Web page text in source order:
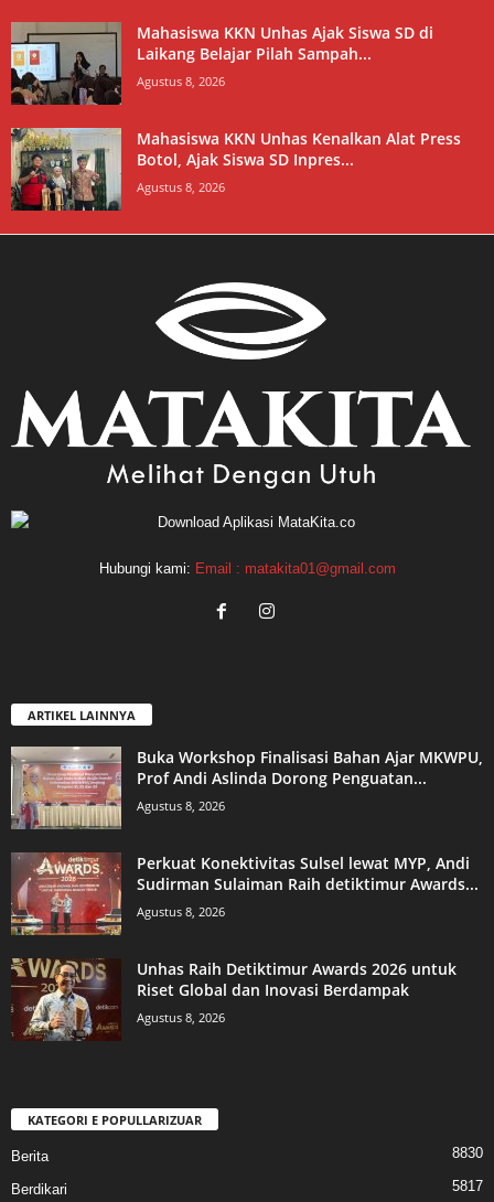
Mahasiswa KKN Unhas Ajak Siswa SD di
Laikang Belajar Pilah Sampah...
Agustus 8, 2026
Mahasiswa KKN Unhas Kenalkan Alat Press
Botol, Ajak Siswa SD Inpres...
Agustus 8, 2026
Hubungi kami: Email : matakita01@gmail.com
ARTIKEL LAINNYA
Buka Workshop Finalisasi Bahan Ajar MKWPU,
Prof Andi Aslinda Dorong Penguatan...
Agustus 8, 2026
Perkuat Konektivitas Sulsel lewat MYP, Andi
Sudirman Sulaiman Raih detiktimur Awards...
Agustus 8, 2026
Unhas Raih Detiktimur Awards 2026 untuk
Riset Global dan Inovasi Berdampak
Agustus 8, 2026
KATEGORI E POPULLARIZUAR
Berita 8830
Berdikari 5817